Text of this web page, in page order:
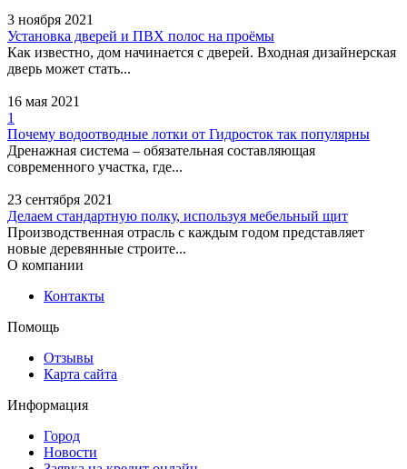
этаж
Запсибкомбанк
Центр сопровождения
сделок с недвижимостью
Адрес:Тюмень, улица
Герцена, 53 /
Челюскинцев, 54 - 311
Ай да дом
Адрес:
лет ВЛКСМ, 51
Рим, агентство
недвижимости
3 ноября 2021
Установка дверей и ПВХ полос на проёмы
Как известно, дом начинается с дверей. Входная дизайнерская
дверь может стать...
16 мая 2021
1
Почему водоотводные лотки от Гидросток так популярны
Дренажная система – обязательная составляющая
современного участка, где...
23 сентября 2021
Делаем стандартную полку, используя мебельный щит
Производственная отрасль с каждым годом представляет
новые деревянные строите...
О компании
Контакты
Помощь
Отзывы
Карта сайта
Информация
Город
Новости